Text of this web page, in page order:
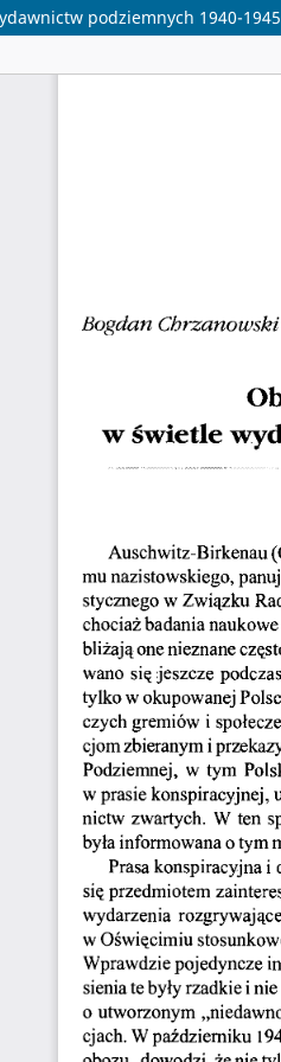
podziemnych 1940-1945